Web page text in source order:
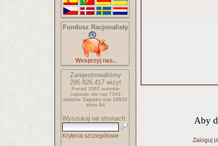
Fundusz Racjonalisty
Wesprzyj nas..
Zarejestrowaliśmy
295.826.417wizyt
Ponad 1062 autorów
napisało dla nas 7343
tekstów. Zajęłyby one 28930
stron A4
Wyszukaj na stronach:
Kryteria szczegółowe
Aby
Zaloguj